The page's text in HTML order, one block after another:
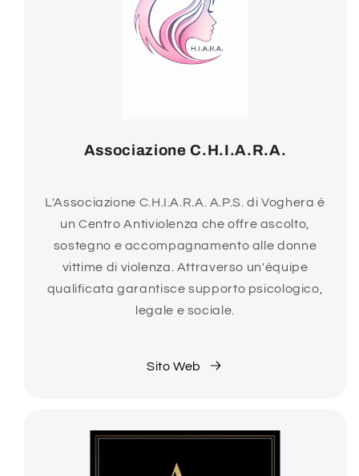
Associazione C.H.I.A.R.A.
L'Associazione C.H.I.A.R.A. A.P.S. di Voghera è
un Centro Antiviolenza che offre ascolto,
sostegno e accompagnamento alle donne
vittime di violenza. Attraverso un'équipe
qualificata garantisce supporto psicologico,
legale e sociale.
Sito Web